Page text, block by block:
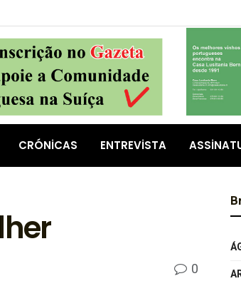
CRÓNICAS ENTREVISTA
0